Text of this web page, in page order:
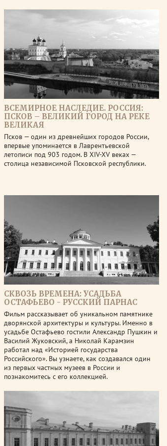
ВСЕМИРНОЕ НАСЛЕДИЕ. РОССИЯ:
ПСКОВ – ВЕЛИКИЙ ГОРОД НА РЕКЕ
ВЕЛИКАЯ
Псков — один из древнейших городов России,
впервые упоминается в Лаврентьевской
летописи под 903 годом. В XIV-XV веках —
столица независимой Псковской республики.
СКВОЗЬ ВРЕМЕНА: УСАДЬБА
ОСТАФЬЕВО - РУССКИЙ ПАРНАС
Фильм рассказывает об уникальном памятнике
дворянской архитектуры и культуры. Именно в
усадьбе Остафьево гостили Александр Пушкин и
Василий Жуковский, а Николай Карамзин
работал над «Историей государства
Российского». Вы узнаете, как создавался один
из первых частных музеев в России и
познакомитесь с его коллекцией.